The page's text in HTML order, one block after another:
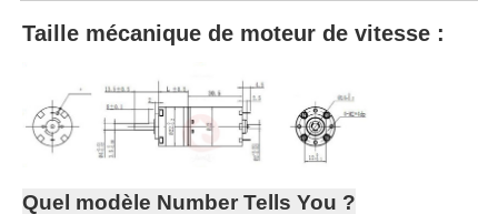
Taille mécanique de moteur de vitesse :
Quel modèle Number Tells You ?